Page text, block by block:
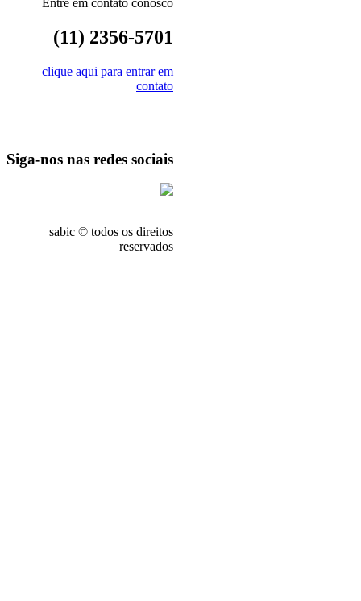
Entre em contato conosco
(11) 2356-5701
clique aqui para entrar em
contato
Siga-nos nas redes sociais
sabic © todos os direitos
reservados